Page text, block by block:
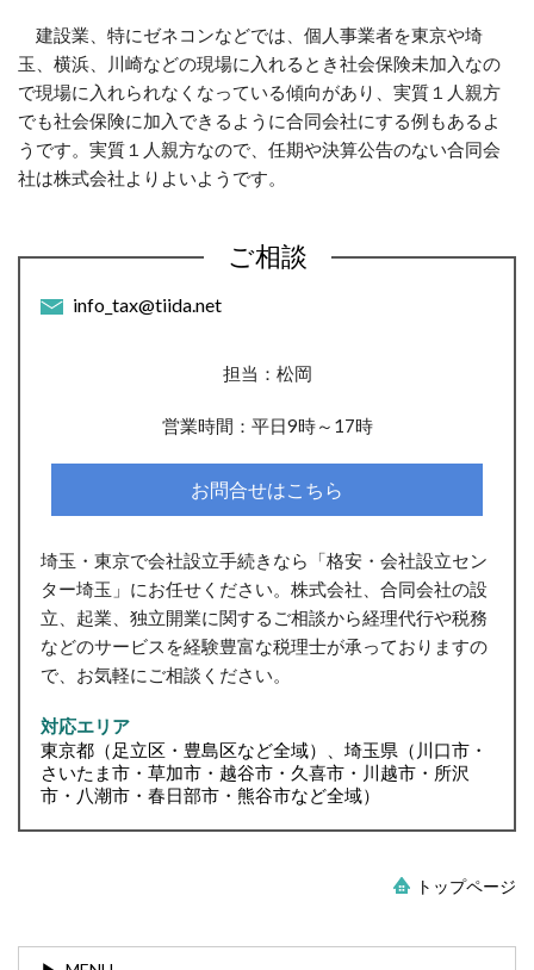
建設業、特にゼネコンなどでは、個人事業者を東京や埼
玉、横浜、川崎などの現場に入れるとき社会保険未加入なの
で現場に入れられなくなっている傾向があり、実質１人親方
でも社会保険に加入できるように合同会社にする例もあるよ
うです。実質１人親方なので、任期や決算公告のない合同会
社は株式会社よりよいようです。
ご相談
info_tax@tiida.net
担当：松岡
営業時間：平日9時～17時
お問合せはこちら
埼玉・東京で会社設立手続きなら「格安・会社設立セン
ター埼玉」にお任せください。株式会社、合同会社の設
立、起業、独立開業に関するご相談から経理代行や税務
などのサービスを経験豊富な税理士が承っておりますの
で、お気軽にご相談ください。
対応エリア
東京都（足立区・豊島区など全域）、埼玉県（川口市・
さいたま市・草加市・越谷市・久喜市・川越市・所沢
市・八潮市・春日部市・熊谷市など全域）
トップページ